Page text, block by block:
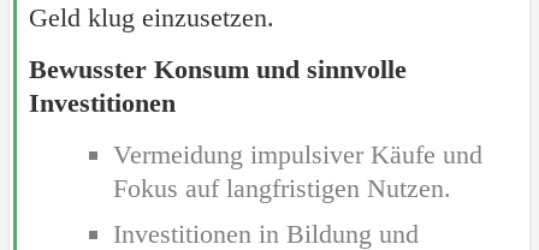
Geld klug einzusetzen.
Bewusster Konsum und sinnvolle
Investitionen
Vermeidung impulsiver Käufe und
Fokus auf langfristigen Nutzen.
Investitionen in Bildung und